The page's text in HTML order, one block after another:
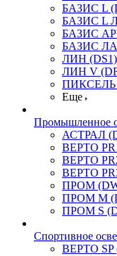
БАЗИС L
БАЗИС L
БАЗИС
БАЗИС
ЛИН (DS1)
ЛИН V
ПИКСЕЛЬ
Еще
Промышленное
АСТРАЛ
ВЕРТО PR
ВЕРТО
ВЕРТО
ПРОМ
ПРОМ M
ПРОМ S
Спортивное
ВЕРТО SP